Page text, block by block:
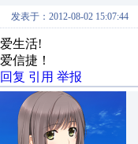
发表于：2012-08-02 15:07:44
爱生活!
爱信捷！
回复 引用 举报